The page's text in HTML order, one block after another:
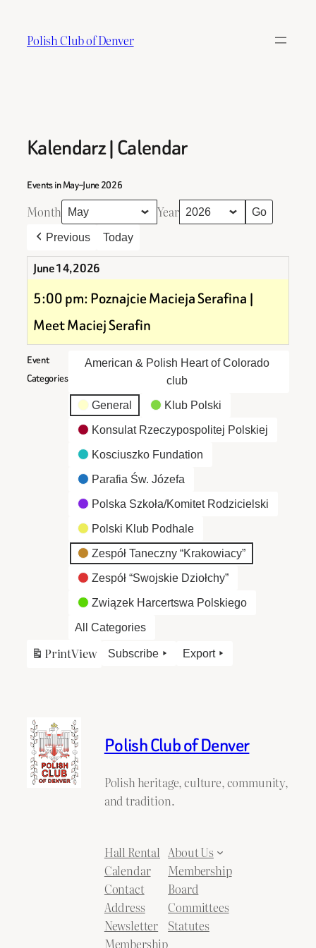
content
Polish Club of Denver
Kalendarz | Calendar
Events in May–June 2026
Month Year
Previous Today
June 14, 2026
5:00 pm: Poznajcie Macieja Serafina |
Meet Maciej Serafin
Event
Categories
American & Polish Heart of Colorado
club
General Klub Polski
Konsulat Rzeczypospolitej Polskiej
Kosciuszko Fundation
Parafia Św. Józefa
Polska Szkoła/Komitet Rodzicielski
Polski Klub Podhale
Zespół Taneczny “Krakowiacy”
Zespół “Swojskie Dziołchy”
Związek Harcertswa Polskiego
All Categories
PrintView Subscribe Export
Polish Club of Denver
Polish heritage, culture, community,
and tradition.
Hall Rental
Calendar
Contact
Address
Newsletter
Membership
About Us
Membership
Board
Committees
Statutes